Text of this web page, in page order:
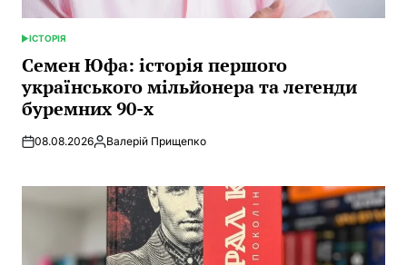
POSTED
IN
ІСТОРІЯ
Семен Юфа: історія першого
українського мільйонера та легенди
буремних 90-х
08.08.2026Posted
Валерій Прищепко